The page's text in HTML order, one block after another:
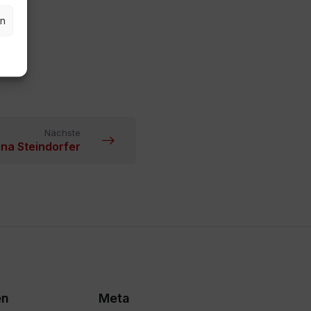
Nächste
Steindorfer
Meta